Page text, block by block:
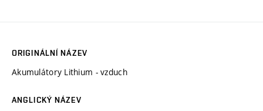
ORIGINÁLNÍ NÁZEV
Akumulátory Lithium - vzduch
ANGLICKÝ NÁZEV